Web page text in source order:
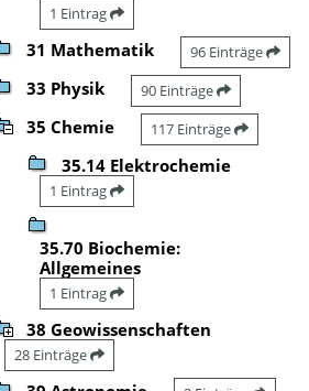
1 Eintrag
31 Mathematik 96 Einträge
33 Physik 90 Einträge
35 Chemie 117 Einträge
35.14 Elektrochemie
1 Eintrag
35.70 Biochemie:
Allgemeines
1 Eintrag
38 Geowissenschaften
28 Einträge